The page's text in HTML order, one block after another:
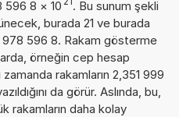
596 8 × 10
. Bu sunum şekli
burada 21 ve burada
978 596 8. Rakam gösterme
örneğin cep hesap
rakamların 2,351 999
da görür. Aslında, bu,
rakamların daha kolay